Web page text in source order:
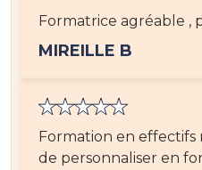
Formatrice agréable ,
MIREILLE B
Formation en effectifs
de personnaliser en